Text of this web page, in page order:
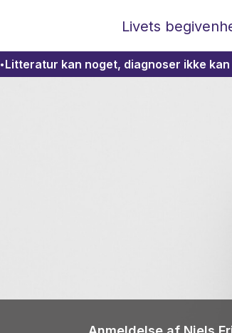
Livets
•Litteratur kan noget, diagnoser ikke kan